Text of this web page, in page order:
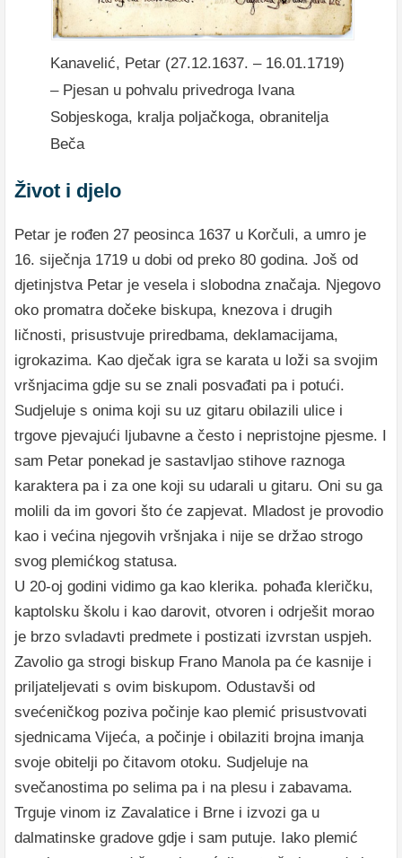
Kanavelić, Petar (27.12.1637. – 16.01.1719)
– Pjesan u pohvalu privedroga Ivana
Sobjeskoga, kralja poljačkoga, obranitelja
Beča
Život i djelo
Petar je rođen 27 peosinca 1637 u Korčuli, a umro je
16. siječnja 1719 u dobi od preko 80 godina. Još od
djetinjstva Petar je vesela i slobodna značaja. Njegovo
oko promatra dočeke biskupa, knezova i drugih
ličnosti, prisustvuje priredbama, deklamacijama,
igrokazima. Kao dječak igra se karata u loži sa svojim
vršnjacima gdje su se znali posvađati pa i potući.
Sudjeluje s onima koji su uz gitaru obilazili ulice i
trgove pjevajući ljubavne a često i nepristojne pjesme. I
sam Petar ponekad je sastavljao stihove raznoga
karaktera pa i za one koji su udarali u gitaru. Oni su ga
molili da im govori što će zapjevat. Mladost je provodio
kao i većina njegovih vršnjaka i nije se držao strogo
svog plemićkog statusa.
U 20-oj godini vidimo ga kao klerika. pohađa kleričku,
kaptolsku školu i kao darovit, otvoren i odrješit morao
je brzo svladavti predmete i postizati izvrstan uspjeh.
Zavolio ga strogi biskup Frano Manola pa će kasnije i
priljateljevati s ovim biskupom. Odustavši od
svećeničkog poziva počinje kao plemić prisustvovati
sjednicama Vijeća, a počinje i obilaziti brojna imanja
svoje obitelji po čitavom otoku. Sudjeluje na
svečanostima po selima pa i na plesu i zabavama.
Trguje vinom iz Zavalatice i Brne i izvozi ga u
dalmatinske gradove gdje i sam putuje. Iako plemić